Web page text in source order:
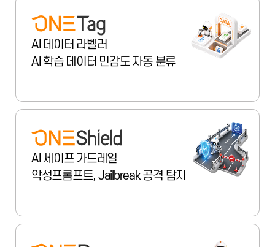
AI 데이터 라벨러
AI 학습 데이터 민감도 자동 분류
AI 세이프 가드레일
악성프롬프트, Jailbreak 공격 탐지